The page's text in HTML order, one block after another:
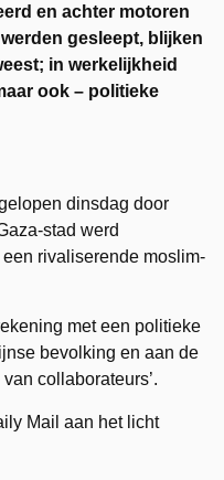
en achter motoren
gesleept, blijken
in werkelijkheid
ook – politieke
dinsdag door
stad werd
rivaliserende moslim-
met een politieke
bevolking en aan de
collaborateurs’.
Mail aan het licht